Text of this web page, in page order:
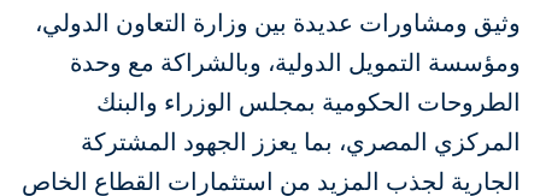
وثيق ومشاورات عديدة بين وزارة التعاون الدولي،
ومؤسسة التمويل الدولية، وبالشراكة مع وحدة
الطروحات الحكومية بمجلس الوزراء والبنك
المركزي المصري، بما يعزز الجهود المشتركة
الجارية لجذب المزيد من استثمارات القطاع الخاص